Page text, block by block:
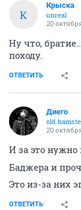
К
Крыска
unreal
20
Ну что,
походу.
ОТВЕТИТЬ
Диего
old
20
И за это
Баджера и
Это из-за них
ОТВЕТИТЬ